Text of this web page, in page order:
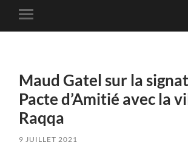
de
Toggle
mobile
Maud Gatel sur la
Pacte d’Amitié avec la
Raqqa
9 JUILLET 2021